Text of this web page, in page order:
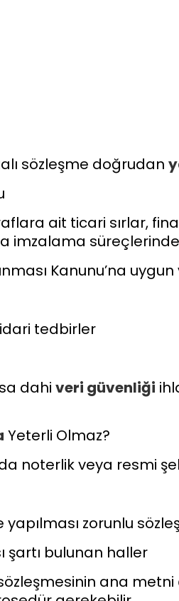
sözleşme doğrudan
ait ticari sırlar,
imzalama
Kanunu’na
idari tedbirler
dahi veri güvenliği
Yeterli Olmaz?
noterlik veya resmi
zorunlu
şartı bulunan haller
ana metni